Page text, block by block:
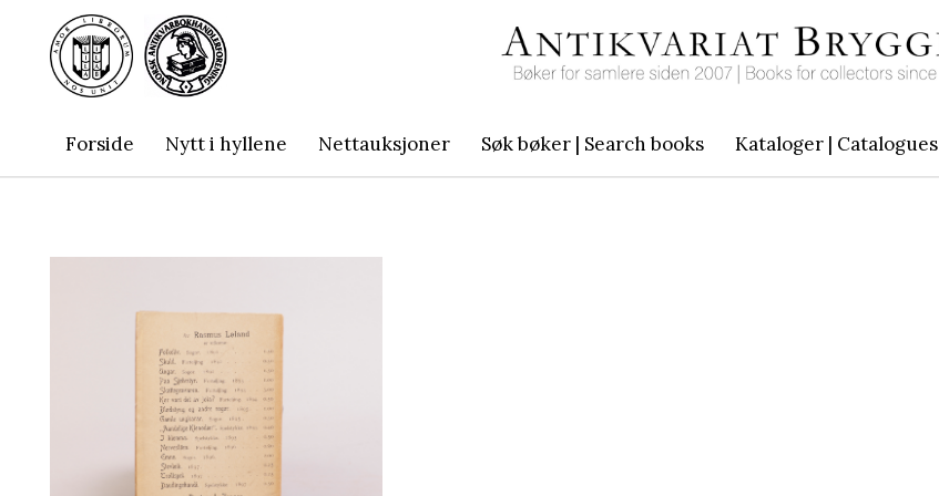
Forside Nytt i hyllene Nettauksjoner Søk bøker | Search books Kataloger | Catalogues